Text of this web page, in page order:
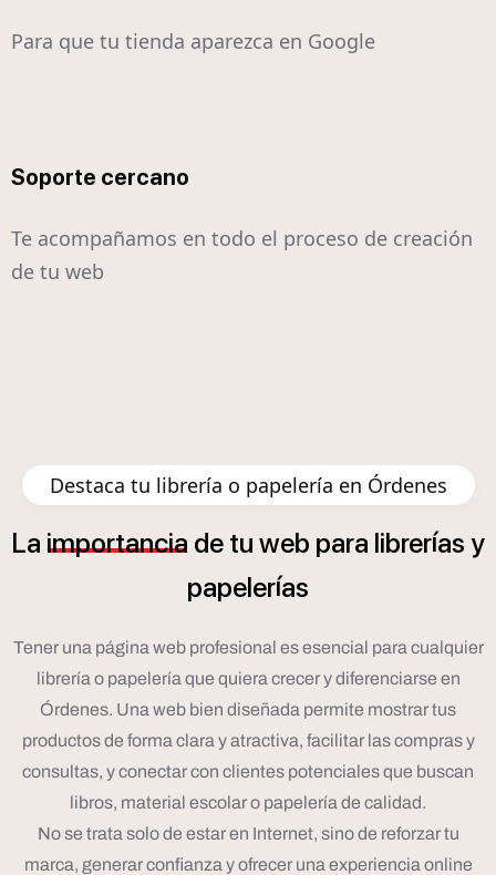
Para que tu tienda aparezca en Google
Soporte cercano
Te acompañamos en todo el proceso de creación
de tu web
Destaca tu librería o papelería en Órdenes
La importancia de tu web para librerías y
papelerías
Tener una página web profesional es esencial para cualquier
librería o papelería que quiera crecer y diferenciarse en
Órdenes. Una web bien diseñada permite mostrar tus
productos de forma clara y atractiva, facilitar las compras y
consultas, y conectar con clientes potenciales que buscan
libros, material escolar o papelería de calidad.
No se trata solo de estar en Internet, sino de reforzar tu
marca, generar confianza y ofrecer una experiencia online